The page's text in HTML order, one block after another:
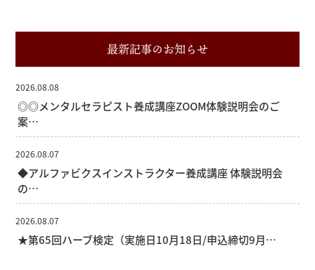
最新記事のお知らせ
2026.08.08
◎◎メンタルセラピスト養成講座ZOOM体験説明会のご
案…
2026.08.07
◆アルファビクスインストラクター養成講座 体験説明会
の…
2026.08.07
★第65回ハーブ検定（実施日10月18日/申込締切9月…